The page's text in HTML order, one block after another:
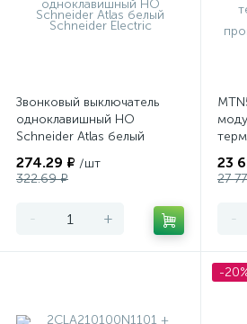
Звонковый выключатель
одноклавишный НО
Schneider Atlas белый
274.29 ₽ /шт
322.69 ₽
- +
23
27
-
-